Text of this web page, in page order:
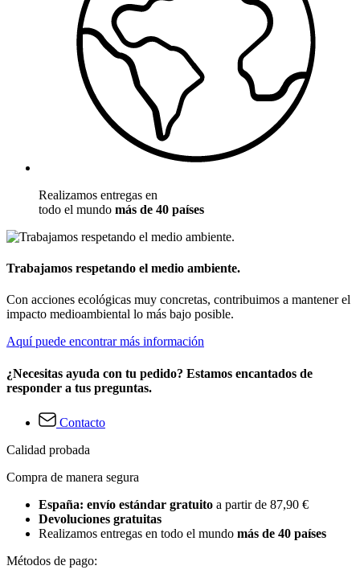
Realizamos entregas en
todo el mundo más de 40 países
Trabajamos respetando el medio ambiente.
Con acciones ecológicas muy concretas, contribuimos a mantener el
impacto medioambiental lo más bajo posible.
Aquí puede encontrar más información
¿Necesitas ayuda con tu pedido? Estamos encantados de
responder a tus preguntas.
Contacto
Calidad probada
Compra de manera segura
España: envío estándar gratuito a partir de 87,90 €
Devoluciones gratuitas
Realizamos entregas en todo el mundo más de 40 países
Métodos de pago: